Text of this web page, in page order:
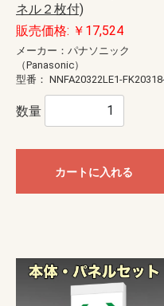
ネル２枚付)
販売価格: ￥17,524
メーカー：パナソニック
（Panasonic）
型番： NNFA20322LE1-
数量
カートに入れる